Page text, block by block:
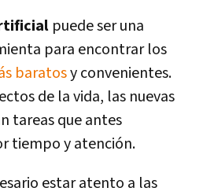
puede ser una
para encontrar los
baratosy convenientes.
de la vida, las nuevas
tareas que antes
tiempo y atención.
estar atento a las